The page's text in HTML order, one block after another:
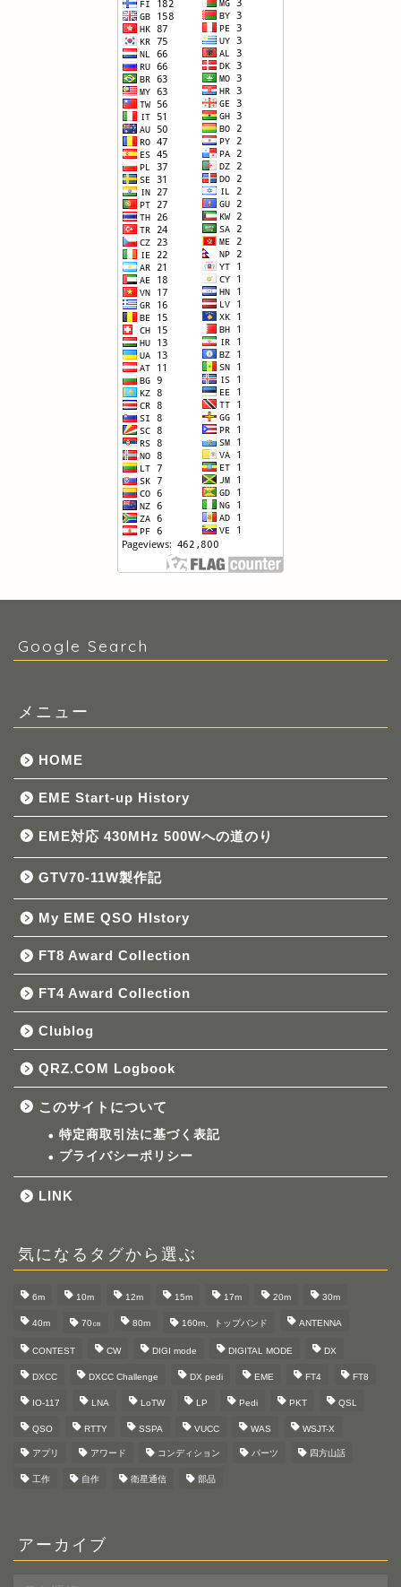
Google Search
メニュー
HOME
EME Start-up History
EME対応 430MHz 500Wへの道のり
GTV70-11W製作記
My EME QSO HIstory
FT8 Award Collection
FT4 Award Collection
Clublog
QRZ.COM Logbook
このサイトについて
特定商取引法に基づく表記
プライバシーポリシー
LINK
気になるタグから選ぶ
6m 10m 12m 15m 17m 20m 30m
40m 70㎝ 80m 160m、トップバンド ANTENNA
CONTEST CW DIGI mode DIGITAL MODE DX
DXCC DXCC Challenge DX pedi EME FT4 FT8
IO-117 LNA LoTW LP Pedi PKT QSL
QSO RTTY SSPA VUCC WAS WSJT-X
アプリ アワード コンディション パーツ 四方山話
工作 自作 衛星通信 部品
アーカイブ